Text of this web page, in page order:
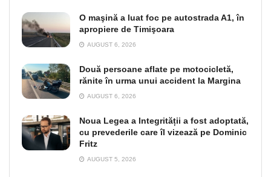
O maşină a luat foc pe autostrada A1, în
apropiere de Timişoara
AUGUST 6, 2026
Două persoane aflate pe motocicletă,
rănite în urma unui accident la Margina
AUGUST 6, 2026
Noua Legea a Integrității a fost adoptată,
cu prevederile care îl vizează pe Dominic
Fritz
AUGUST 5, 2026